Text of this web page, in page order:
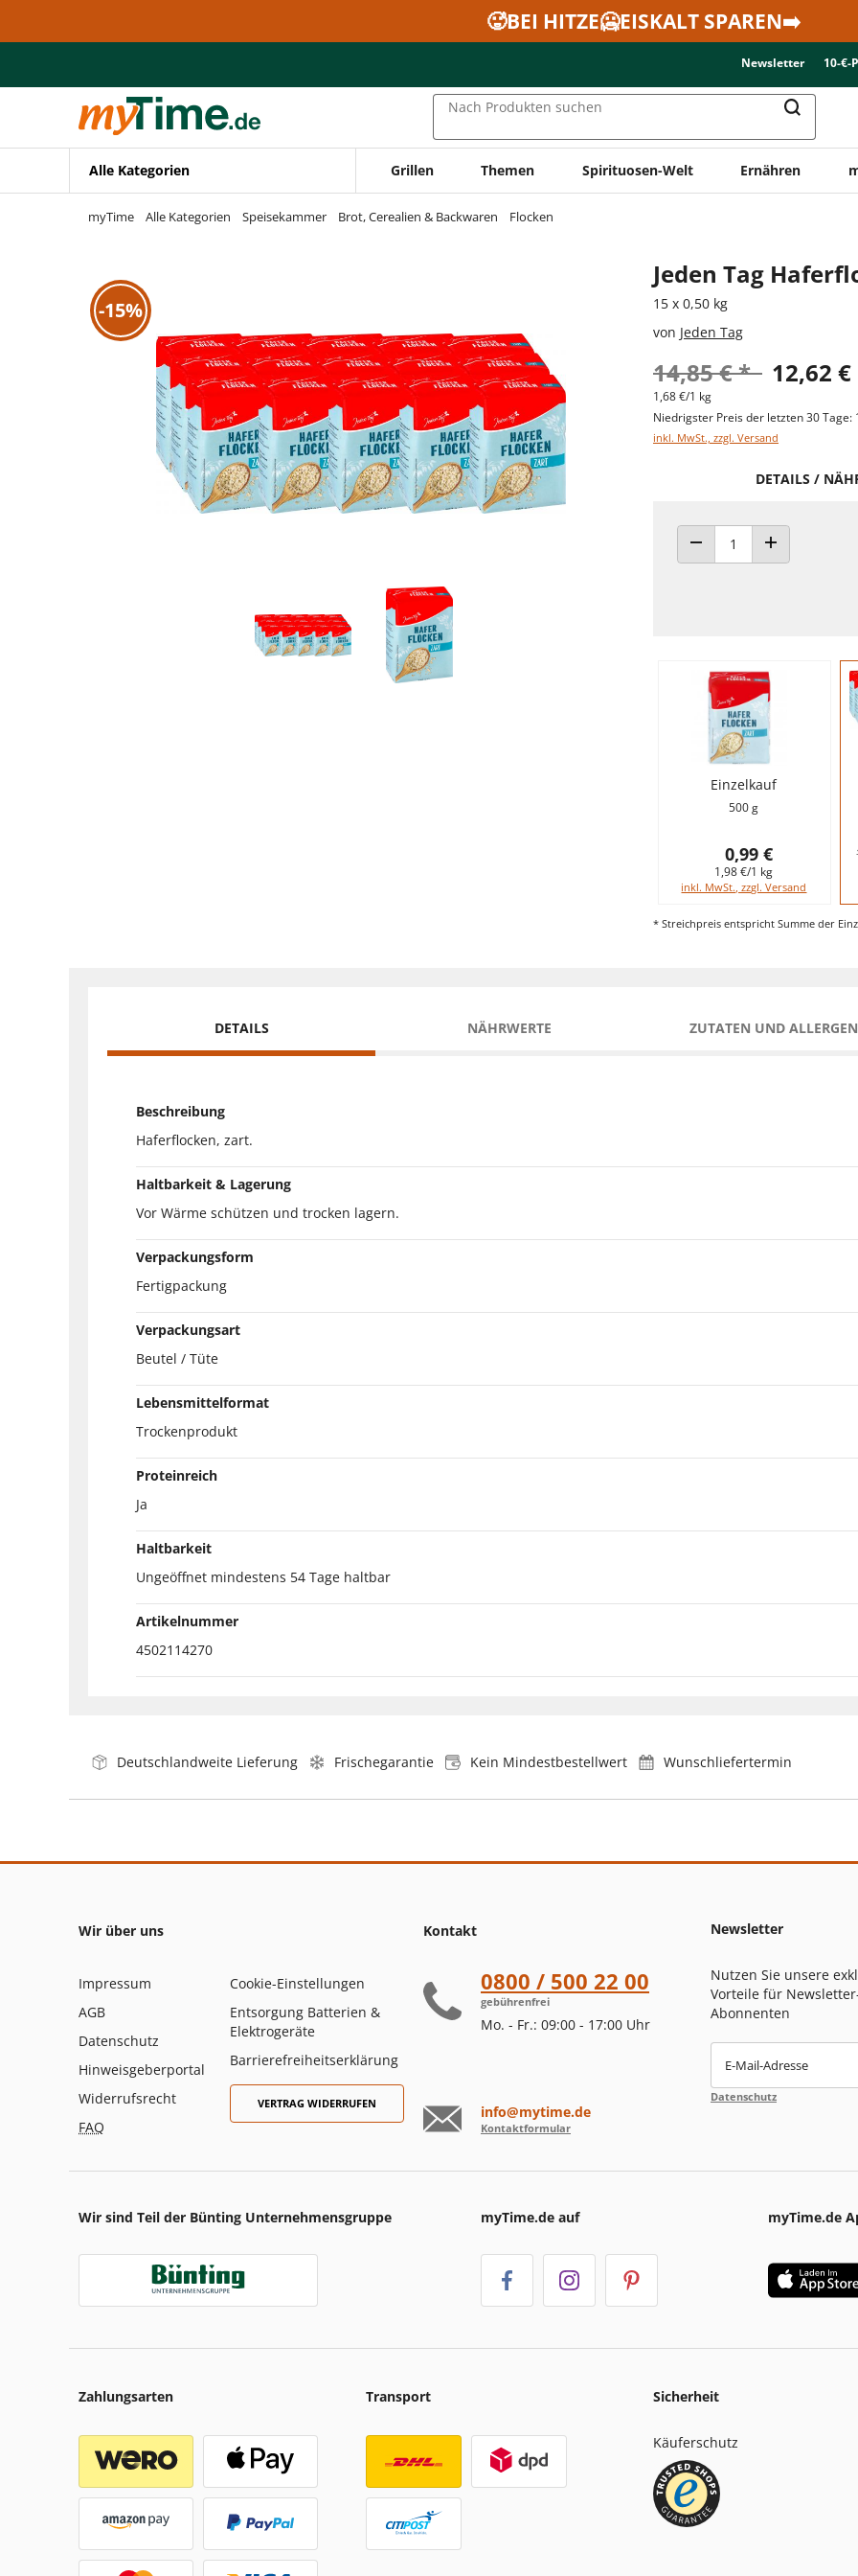
Zur Navigation springen
🥵BEI HITZE🥶EISKALT SPAREN➡️
Newsletter 10-€-
Nach Produkten suchen
Alle Kategorien Grillen Themen Spirituosen-Welt Ernähren
myTime Alle Kategorien Speisekammer Brot, Cerealien & Backwaren Flocken
-15%
Jeden Tag
15 x 0,50 kg
von Jeden Tag
14,85 € * 12,62 €
1,68 €/1 kg
Niedrigster Preis der letzten 30 Tage:
inkl. MwSt., zzgl. Versand
DETAILS /
ANZAHL VERRINGERN
ANZAHL
Einzelkauf
500 g
0,99 €
1,98 €/1 kg
inkl. MwSt., zzgl. Versand
* Streichpreis entspricht Summe der
DETAILS NÄHRWERTE ZUTATEN UND
Beschreibung
Haferflocken, zart.
Haltbarkeit & Lagerung
Vor Wärme schützen und trocken lagern.
Verpackungsform
Fertigpackung
Verpackungsart
Beutel / Tüte
Lebensmittelformat
Trockenprodukt
Proteinreich
Ja
Haltbarkeit
Ungeöffnet mindestens 54 Tage haltbar
Artikelnummer
4502114270
Deutschlandweite Lieferung Frischegarantie Kein Mindestbestellwert Wunschliefertermin
Wir über uns
Impressum
AGB
Datenschutz
Hinweisgeberportal
Widerrufsrecht
FAQ
Cookie-Einstellungen
Entsorgung Batterien &
Elektrogeräte
Barrierefreiheitserklärung
VERTRAG WIDERRUFEN
Kontakt
0800 / 500 22 00
gebührenfrei
Mo. - Fr.: 09:00 - 17:00 Uhr
info@mytime.de
Kontaktformular
Newsletter
Nutzen Sie unsere
Vorteile für
Abonnenten
E-Mail-Adresse
Datenschutz
Wir sind Teil der Bünting Unternehmensgruppe myTime.de auf myTime.de
Zahlungsarten Transport Sicherheit
Käuferschutz